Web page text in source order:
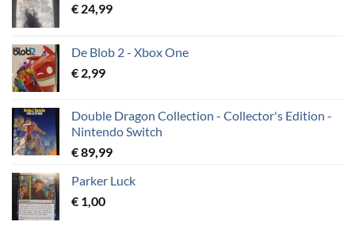
€ 24,99
De Blob 2 - Xbox One
€ 2,99
Double Dragon Collection - Collector's Edition -
Nintendo Switch
€89,99
Parker Luck
€ 1,00